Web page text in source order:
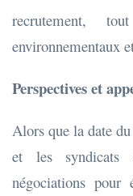
recrutement,
environnementaux
Perspectives et
Alors que la date
et les syndicats
négociations pour